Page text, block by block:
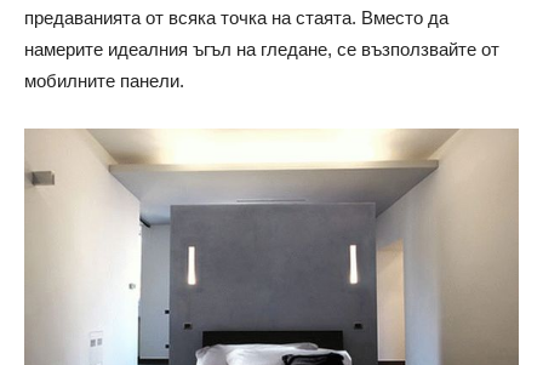
предаванията от всяка точка на стаята. Вместо да
намерите идеалния ъгъл на гледане, се възползвайте от
мобилните панели.